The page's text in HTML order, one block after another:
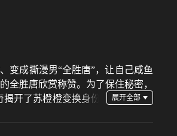
成撕漫男“全胜唐”，让自己咸鱼
全胜唐欣赏称赞。为了保住秘密，
开了苏橙橙变换身份